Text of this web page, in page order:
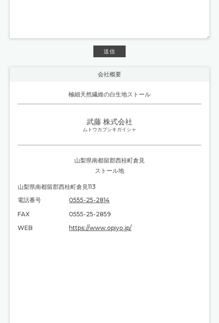
会社概要
極細天然繊維の白生地ストール
武藤 株式会社
ムトウカブシキガイシャ
山梨県南都留郡西桂町倉見
ストール地
山梨県南都留郡西桂町倉見113
電話番号
0555-25-2814
FAX
0555-25-2859
WEB
https://www.opiyo.jp/